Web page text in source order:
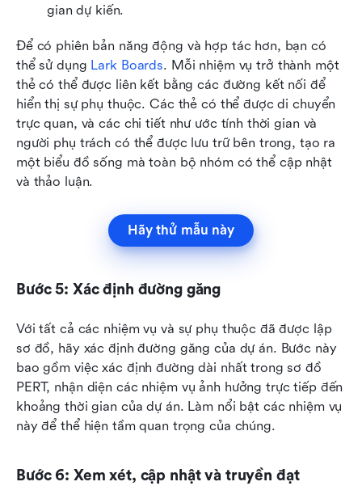
gian dự kiến.
Để có phiên bản năng động và hợp tác hơn, bạn có
thể sử dụng Lark Boards. Mỗi nhiệm vụ trở thành một
thẻ có thể được liên kết bằng các đường kết nối để
hiển thị sự phụ thuộc. Các thẻ có thể được di chuyển
trực quan, và các chi tiết như ước tính thời gian và
người phụ trách có thể được lưu trữ bên trong, tạo ra
một biểu đồ sống mà toàn bộ nhóm có thể cập nhật
và thảo luận.
Hãy thử mẫu này
Bước 5: Xác định đường găng
Với tất cả các nhiệm vụ và sự phụ thuộc đã được lập
sơ đồ, hãy xác định đường găng của dự án. Bước này
bao gồm việc xác định đường dài nhất trong sơ đồ
PERT, nhận diện các nhiệm vụ ảnh hưởng trực tiếp đến
khoảng thời gian của dự án. Làm nổi bật các nhiệm vụ
này để thể hiện tầm quan trọng của chúng.
Bước 6: Xem xét, cập nhật và truyền đạt